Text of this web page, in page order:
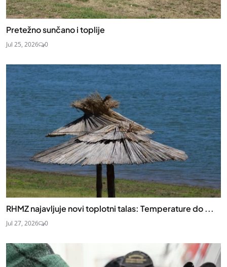
Pretežno sunčano i toplije
Jul 25, 2026 0
RHMZ najavljuje novi toplotni talas: Temperature do ...
Jul 27, 2026 0